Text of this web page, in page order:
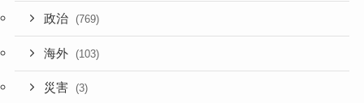
政治 (769)
海外 (103)
災害 (3)